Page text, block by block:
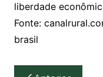
liberdade
Fonte:
brasil